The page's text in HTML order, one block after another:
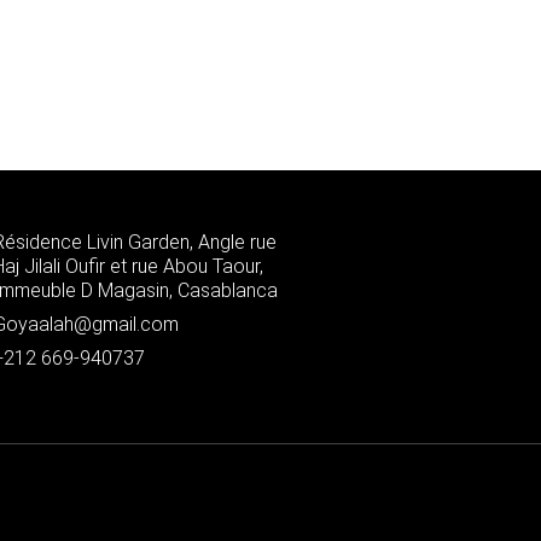
Livin Garden, Angle rue
Jilali Oufir et rue Abou Taour,
D Magasin, Casablanca
669-940737